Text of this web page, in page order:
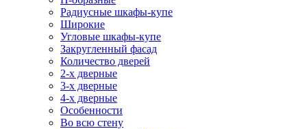
Радиусные шкафы-купе
Широкие
Угловые шкафы-купе
Закругленный фасад
Количество дверей
2-х дверные
3-х дверные
4-х дверные
Особенности
Во всю стену